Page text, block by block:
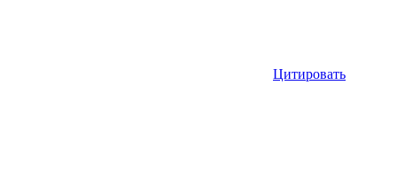
Цитировать